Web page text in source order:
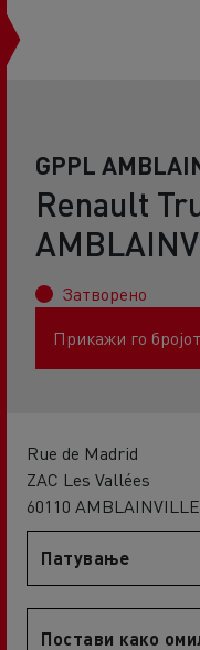
GPPL
Renault
Затворено
Прикажи го бројот
Rue de Madrid
ZAC Les Vallées
60110 AMBLAINVILLE
Патување
Постави како